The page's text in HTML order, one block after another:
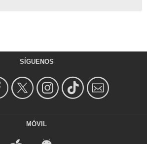
SÍGUENOS
MÓVIL